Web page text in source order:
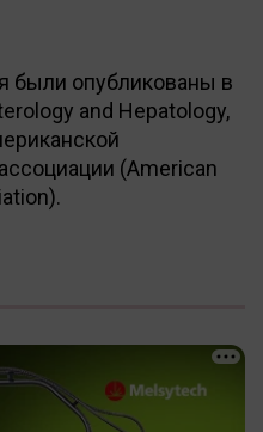
были опубликованы в
and Hepatology,
(American